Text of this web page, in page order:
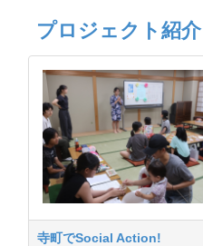
プロジェクト紹
寺町でSocial Action!